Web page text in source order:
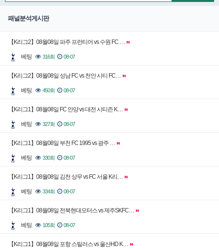
패널분석게시판
【K리그2】08월08일 파주 프런티어 vs 수원 FC …
베팅 316회 08-07
【K리그2】08월08일 성남 FC vs 천안 시티 FC…
베팅 450회 08-07
【K리그1】08월08일 FC 안양 vs 대전 시티즌 K…
베팅 327회 08-07
【K리그1】08월08일 부천 FC 1995 vs 광주 …
베팅 330회 08-07
【K리그1】08월08일 김천 상무 vs FC 서울 K리…
베팅 334회 08-07
【K리그1】08월08일 전북현대모터스 vs 제주SKFC…
베팅 105회 08-07
【K리그1】08월08일 포항 스틸러스 vs 울산HD K…